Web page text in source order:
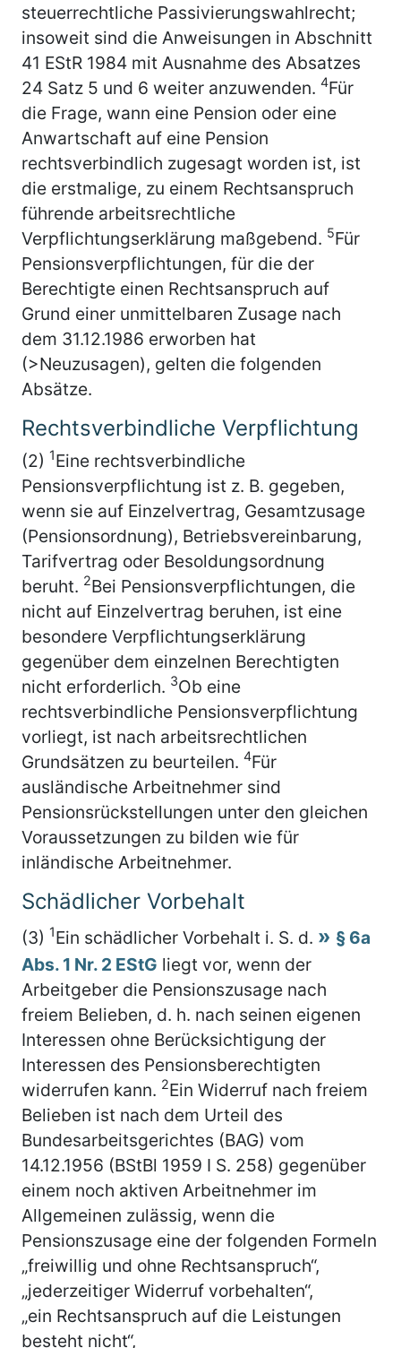
steuerrechtliche Passivierungswahlrecht;
insoweit sind die Anweisungen in Abschnitt
41 EStR 1984 mit Ausnahme des Absatzes
24 Satz 5 und 6 weiter anzuwenden. 4Für
die Frage, wann eine Pension oder eine
Anwartschaft auf eine Pension
rechtsverbindlich zugesagt worden ist, ist
die erstmalige, zu einem Rechtsanspruch
führende arbeitsrechtliche
Verpflichtungserklärung maßgebend. 5Für
Pensionsverpflichtungen, für die der
Berechtigte einen Rechtsanspruch auf
Grund einer unmittelbaren Zusage nach
dem 31.12.1986 erworben hat
(>Neuzusagen), gelten die folgenden
Absätze.
Rechtsverbindliche Verpflichtung
(2) 1Eine rechtsverbindliche
Pensionsverpflichtung ist z. B. gegeben,
wenn sie auf Einzelvertrag, Gesamtzusage
(Pensionsordnung), Betriebsvereinbarung,
Tarifvertrag oder Besoldungsordnung
beruht. 2Bei Pensionsverpflichtungen, die
nicht auf Einzelvertrag beruhen, ist eine
besondere Verpflichtungserklärung
gegenüber dem einzelnen Berechtigten
nicht erforderlich. 3Ob eine
rechtsverbindliche Pensionsverpflichtung
vorliegt, ist nach arbeitsrechtlichen
Grundsätzen zu beurteilen. 4Für
ausländische Arbeitnehmer sind
Pensionsrückstellungen unter den gleichen
Voraussetzungen zu bilden wie für
inländische Arbeitnehmer.
Schädlicher Vorbehalt
(3) 1Ein schädlicher Vorbehalt i. S. d.
§ 6a
Abs. 1 Nr. 2 EStG liegt vor, wenn der
Arbeitgeber die Pensionszusage nach
freiem Belieben, d. h. nach seinen eigenen
Interessen ohne Berücksichtigung der
Interessen des Pensionsberechtigten
widerrufen kann. 2Ein Widerruf nach freiem
Belieben ist nach dem Urteil des
Bundesarbeitsgerichtes (BAG) vom
14.12.1956 (BStBl 1959 I S. 258) gegenüber
einem noch aktiven Arbeitnehmer im
Allgemeinen zulässig, wenn die
Pensionszusage eine der folgenden Formeln
„freiwillig und ohne Rechtsanspruch“,
„jederzeitiger Widerruf vorbehalten“,
„ein Rechtsanspruch auf die Leistungen
besteht nicht“,